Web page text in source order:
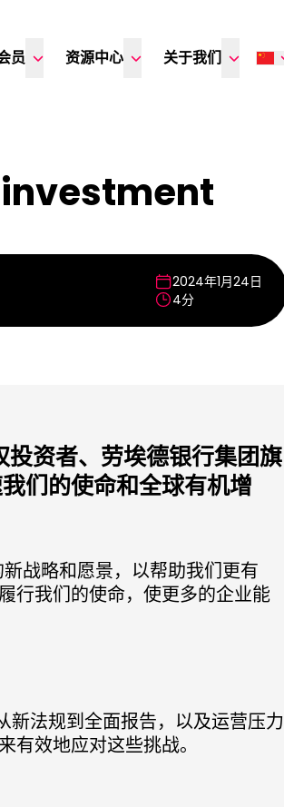
员 资源中心 关于我们
2024年1月24日
4分
资者、劳埃德银行集团旗
们的使命和全球有机增
战略和愿景，以帮助我们更有
行我们的使命，使更多的企业能
新法规到全面报告，以及运营压力
效地应对这些挑战。